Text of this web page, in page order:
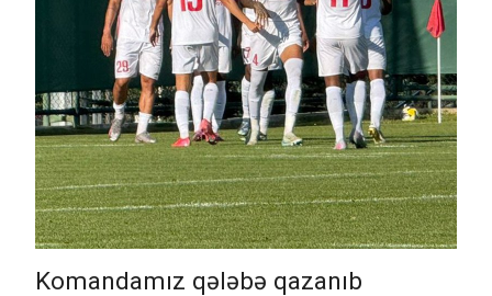
Komandamız qələbə qazanıb